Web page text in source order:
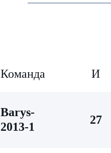
Команда И
Barys-
2013-1
27